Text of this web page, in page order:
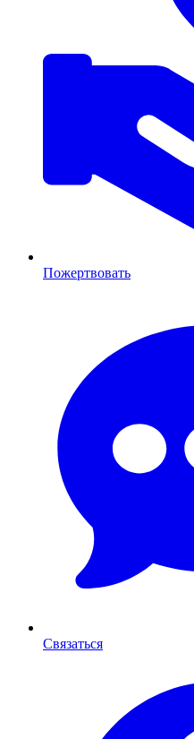
Пожертвовать
Связаться